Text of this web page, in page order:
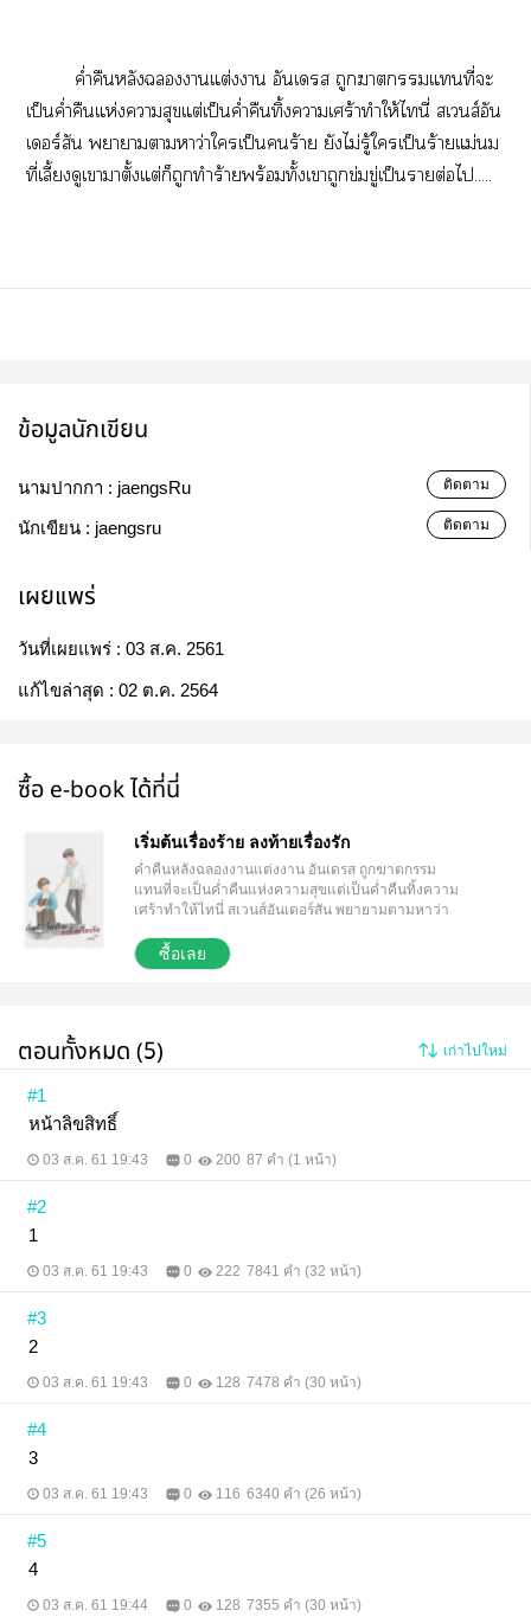
ค่ำคืนหลังาแต่งา อันเ ถูกาแที่ะ
เป็นค่ำคืนแห่งาสุขแต่เป็นค่ำคืนทิ้งาเศร้าทำให้ไนี่ สเส์อัน
เอร์สัน าาาหาว่าใเป็นร้าย ยังไม่รู้ใเป็นร้ายแม่นม
ที่เลี้ยงดูเาาตั้งแต่ก็ถูกทำร้ายพร้อมทั้งเาถูกข่มขู่เป็นรายต่อไ.....
ข้อมูลนักเขียน
นามปากกา : jaengsRu ติดตาม
นักเขียน : jaengsru ติดตาม
เผยแพร่
วันที่เผยแพร่ : 03 ส.ค. 2561
แก้ไขล่าสุด : 02 ต.ค. 2564
ซื้อ e-book ได้ที่นี่
เริ่มต้นเรื่องร้าย ลงท้ายเรื่องรัก
ค่ำคืนหลังฉลองงานแต่งงาน อันเดรส ถูกฆาตกรรม
แทนที่จะเป็นค่ำคืนแห่งความสุขแต่เป็นค่ำคืนทิ้งความ
เศร้าทำให้ไทนี่ สเวนส์อันเดอร์สัน พยายามตามหาว่า
ตั้งแต่ก็ถูกทำร้ายพร้อมทั้งเขาถูกข่มขู่เป็นรายต่อไป.....
ซื้อเลย
ตอนทั้งหมด (5) เก่าไปใหม่
#1
หน้าลิขสิทธิ์
03 ส.ค. 61 19:43 0 200 87 คำ (1 หน้า)
#2
1
03 ส.ค. 61 19:43 0 222 7841 คำ (32 หน้า)
#3
2
03 ส.ค. 61 19:43 0 128 7478 คำ (30 หน้า)
#4
3
03 ส.ค. 61 19:43 0 116 6340 คำ (26 หน้า)
#5
4
03 ส.ค. 61 19:44 0 128 7355 คำ (30 หน้า)